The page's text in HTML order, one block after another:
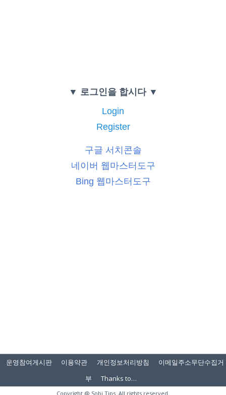
▼ 로그인을 합시다 ▼
Login
Register
구글 서치콘솔
네이버 웹마스터도구
Bing 웹마스터도구
운영참여게시판 이용약관 개인정보처리방침
이메일주소무단수집거
부
Thanks to…
Copyright @ Sobi.Tips . All rights reserved.